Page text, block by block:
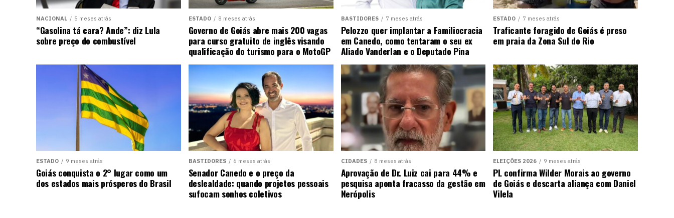
NACIONAL 5 meses atrás
“Gasolina tá cara? Ande”: diz Lula
sobre preço do combustível
ESTADO 8 meses atrás
Governo de Goiás abre mais 200 vagas
para curso gratuito de inglês visando
qualificação do turismo para o MotoGP
BASTIDORES 7 meses atrás
Pelozzo quer implantar a Familiocracia
em Canedo, como tentaram o seu ex
Aliado Vanderlan e o Deputado Pina
ESTADO 7 meses atrás
Traficante foragido de Goiás é preso
em praia da Zona Sul do Rio
ESTADO 9 meses atrás
Goiás conquista o 2° lugar como um
dos estados mais prósperos do Brasil
BASTIDORES 6 meses atrás
Senador Canedo e o preço da
deslealdade: quando projetos pessoais
sufocam sonhos coletivos
CIDADES 8 meses atrás
Aprovação de Dr. Luiz cai para 44% e
pesquisa aponta fracasso da gestão em
Nerópolis
ELEIÇÕES 2026 9 meses atrás
PL confirma Wilder Morais ao governo
de Goiás e descarta aliança com Daniel
Vilela